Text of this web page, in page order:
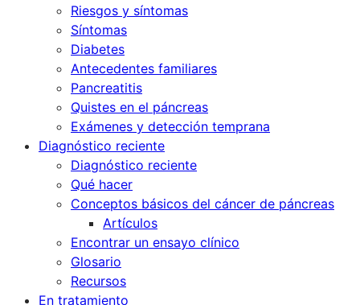
Riesgos y síntomas
Síntomas
Diabetes
Antecedentes familiares
Pancreatitis
Quistes en el páncreas
Exámenes y detección temprana
Diagnóstico reciente
Diagnóstico reciente
Qué hacer
Conceptos básicos del cáncer de páncreas
Artículos
Encontrar un ensayo clínico
Glosario
Recursos
En tratamiento